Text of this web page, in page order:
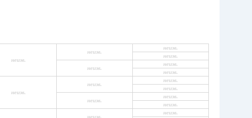
неизв.
неизв.
неизв.
неизв.
неизв.
неизв.
неизв.
неизв.
неизв.
неизв.
неизв.
неизв.
неизв.
неизв.
неизв.
неизв.